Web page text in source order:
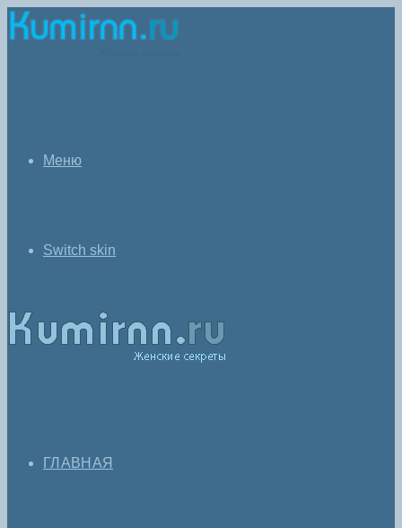
Меню
Switch skin
ГЛАВНАЯ